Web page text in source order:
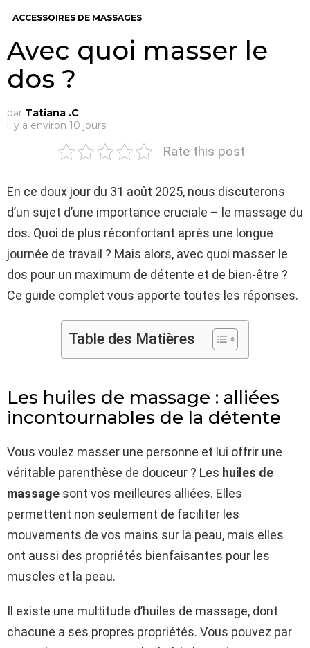
ACCESSOIRES DE MASSAGES
Avec quoi masser le
dos ?
par Tatiana .C
il y a environ 10 jours
Rate this post
En ce doux jour du 31 août 2025, nous discuterons
d’un sujet d’une importance cruciale – le massage du
dos. Quoi de plus réconfortant après une longue
journée de travail ? Mais alors, avec quoi masser le
dos pour un maximum de détente et de bien-être ?
Ce guide complet vous apporte toutes les réponses.
Table des Matières
Les huiles de massage : alliées
incontournables de la détente
Vous voulez masser une personne et lui offrir une
véritable parenthèse de douceur ? Les huiles de
massage sont vos meilleures alliées. Elles
permettent non seulement de faciliter les
mouvements de vos mains sur la peau, mais elles
ont aussi des propriétés bienfaisantes pour les
muscles et la peau.
Il existe une multitude d’huiles de massage, dont
chacune a ses propres propriétés. Vous pouvez par